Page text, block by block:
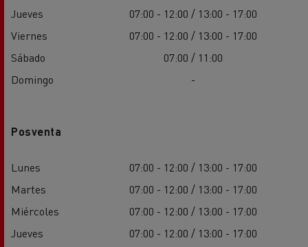
Jueves
07:00 - 12:00 / 13:00 - 17:00
Viernes
07:00 - 12:00 / 13:00 - 17:00
Sábado
07:00 / 11:00
Domingo
-
Posventa
Lunes
07:00 - 12:00 / 13:00 - 17:00
Martes
07:00 - 12:00 / 13:00 - 17:00
Miércoles
07:00 - 12:00 / 13:00 - 17:00
Jueves
07:00 - 12:00 / 13:00 - 17:00